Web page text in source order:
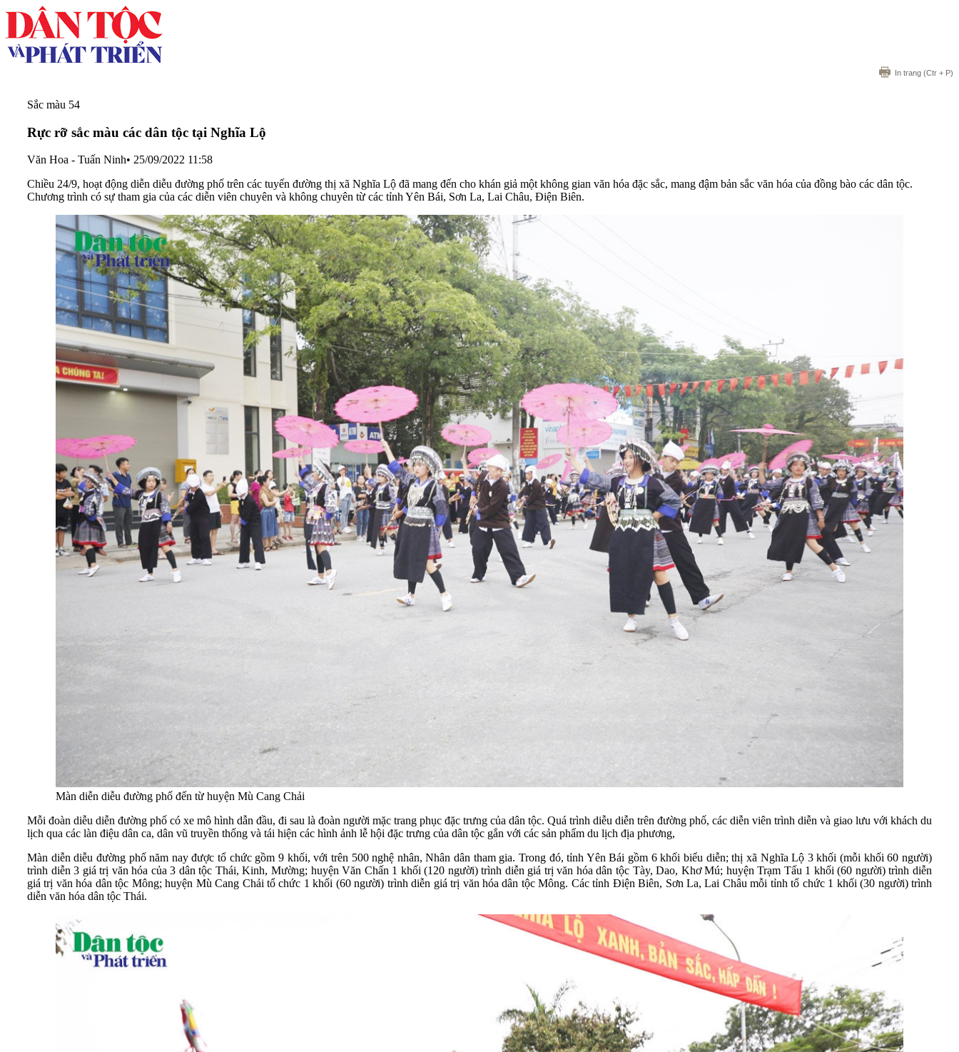
In trang (Ctr + P)
Sắc màu 54
Rực rỡ sắc màu các dân tộc tại Nghĩa Lộ
Văn Hoa - Tuấn Ninh• 25/09/2022 11:58
Chiều 24/9, hoạt động diễn diễu đường phố trên các tuyến đường thị xã Nghĩa Lộ đã mang đến cho khán giả một không gian văn hóa đặc sắc, mang đậm bản sắc văn hóa của đồng bào các dân tộc.
Chương trình có sự tham gia của các diễn viên chuyên và không chuyên từ các tỉnh Yên Bái, Sơn La, Lai Châu, Điện Biên.
Màn diễn diễu đường phố đến từ huyện Mù Cang Chải
Mỗi đoàn diễu diễn đường phố có xe mô hình dẫn đầu, đi sau là đoàn người mặc trang phục đặc trưng của dân tộc. Quá trình diễu diễn trên đường phố, các diễn viên trình diễn và giao lưu với khách du
lịch qua các làn điệu dân ca, dân vũ truyền thống và tái hiện các hình ảnh lễ hội đặc trưng của dân tộc gắn với các sản phẩm du lịch địa phương,
Màn diễn diễu đường phố năm nay được tổ chức gồm 9 khối, với trên 500 nghệ nhân, Nhân dân tham gia. Trong đó, tỉnh Yên Bái gồm 6 khối biểu diễn; thị xã Nghĩa Lộ 3 khối (mỗi khối 60 người)
trình diễn 3 giá trị văn hóa của 3 dân tộc Thái, Kinh, Mường; huyện Văn Chấn 1 khối (120 người) trình diễn giá trị văn hóa dân tộc Tày, Dao, Khơ Mú; huyện Trạm Tấu 1 khối (60 người) trình diễn
giá trị văn hóa dân tộc Mông; huyện Mù Cang Chải tổ chức 1 khối (60 người) trình diễn giá trị văn hóa dân tộc Mông. Các tỉnh Điện Biên, Sơn La, Lai Châu mỗi tỉnh tổ chức 1 khối (30 người) trình
diễn văn hóa dân tộc Thái.